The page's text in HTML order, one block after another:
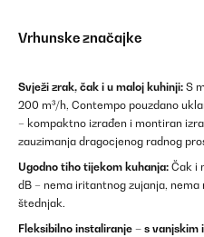
Vrhunske značajke
Svježi zrak, čak i u maloj kuhinji: S
200 m³/h, Contempo pouzdano
– kompaktno izrađen i montiran
zauzimanja dragocjenog radnog
Ugodno tiho tijekom kuhanja: Čak i
dB – nema iritantnog zujanja, nema
štednjak.
Fleksibilno instaliranje – s vanjskim